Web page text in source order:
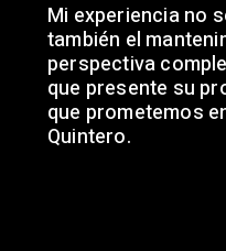
Mi experiencia no
también el
perspectiva
que presente su
que prometemos
Quintero.